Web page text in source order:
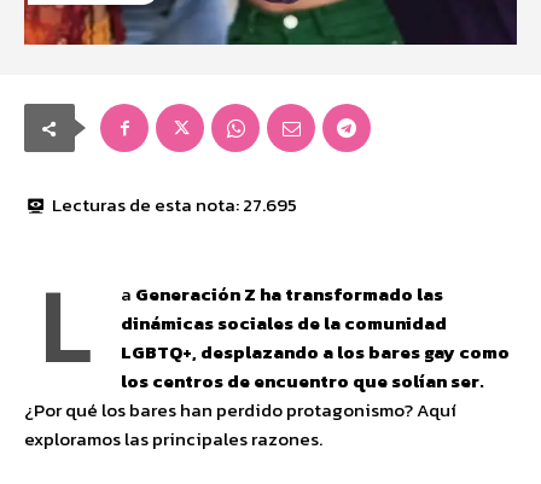
Lecturas de esta nota:27.695
L a Generación Z ha transformado las
dinámicas sociales de la comunidad
LGBTQ+, desplazando a los bares gay como
los centros de encuentro que solían ser.
¿Por qué los bares han perdido protagonismo? Aquí
exploramos las principales razones.